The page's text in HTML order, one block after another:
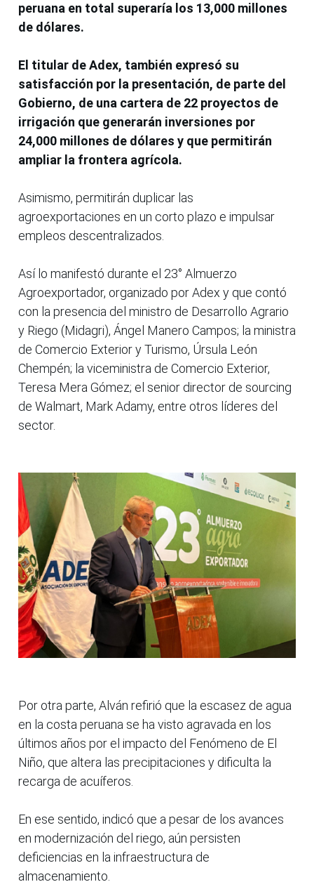
peruana en total superaría los 13,000 millones
de dólares.
El titular de Adex, también expresó su
satisfacción por la presentación, de parte del
Gobierno, de una cartera de 22 proyectos de
irrigación que generarán inversiones por
24,000 millones de dólares y que permitirán
ampliar la frontera agrícola.
Asimismo, permitirán duplicar las
agroexportaciones en un corto plazo e impulsar
empleos descentralizados.
Así lo manifestó durante el 23° Almuerzo
Agroexportador, organizado por Adex y que contó
con la presencia del ministro de Desarrollo Agrario
y Riego (Midagri), Ángel Manero Campos; la ministra
de Comercio Exterior y Turismo, Úrsula León
Chempén; la viceministra de Comercio Exterior,
Teresa Mera Gómez; el senior director de sourcing
de Walmart, Mark Adamy, entre otros líderes del
sector.
Por otra parte, Alván refirió que la escasez de agua
en la costa peruana se ha visto agravada en los
últimos años por el impacto del Fenómeno de El
Niño, que altera las precipitaciones y dificulta la
recarga de acuíferos.
En ese sentido, indicó que a pesar de los avances
en modernización del riego, aún persisten
deficiencias en la infraestructura de
almacenamiento.